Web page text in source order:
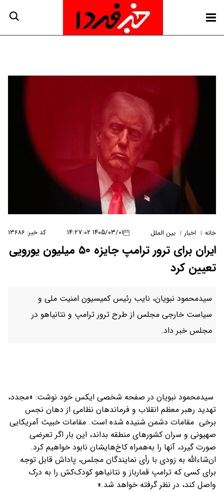
خانه | اخبار | بین الملل ۱۴۰۵/۰۳/۰۱ ۱۴:۲۷:۰۲ کد خبر: ۱۳۶۸۶
ایران برای ترور ترامپ جایزه ۵۰ میلیون یورویی
تعیین کرد
سیدمحمود نبویان، نایب رئیس کمیسیون امنیت ملی و
سیاست خارجی مجلس از طرح ترور ترامپ و نتانیاهو در
مجلس خبر داد.
سیدمحمود نبویان در صفحه شخصی ایکس خود نوشت: «مجدد،
تهدید رهبر معظم انقلاب و فرماندهان نظامی از دهان نجس
برخی مقامات دشمن شنیده شده است. مقامات خبیث آمریکایی
صهیونی و سران کشورهای منطقه بداند، این بار اگر تعرضی
صورت گیرد، آنها را به‌همراه کاخ‌هایشان نابود خواهیم کرد.
ان‌شاءالله به زودی با رأی نمایندگان مجلس، پاداش قابل توجه
برای کسی که ترامپ قمارباز و نتانیاهو کودک‌کش را به درک
واصل کند، در نظر گرفته خواهد شد.»